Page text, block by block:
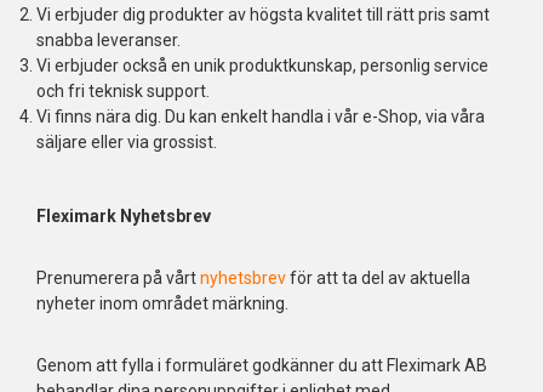
Vi erbjuder dig produkter av högsta kvalitet till rätt pris samt
snabba leveranser.
Vi erbjuder också en unik produktkunskap, personlig service
och fri teknisk support.
Vi finns nära dig. Du kan enkelt handla i vår e-Shop, via våra
säljare eller via grossist.
Fleximark Nyhetsbrev
Prenumerera på vårtnyhetsbrevför att ta del av aktuella
nyheter inom området märkning.
Genom att fylla i formuläret godkänner du att Fleximark AB